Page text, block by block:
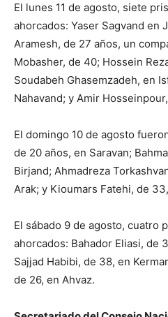
El lunes 11 de agosto, siete
ahorcados: Yaser Sagvand en
Aramesh, de 27 años, un
Mobasher, de 40; Hossein
Soudabeh Ghasemzadeh, en
Nahavand; y Amir
El domingo 10 de agosto
de 20 años, en Saravan;
Birjand; Ahmadreza
Arak; y Kioumars Fatehi, de
El sábado 9 de agosto, cuatro
ahorcados: Bahador Eliasi, de
Sajjad Habibi, de 38, en
de 26, en Ahvaz.